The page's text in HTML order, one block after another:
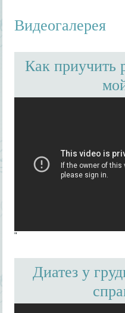
Видеогалерея
Как приучить
"
Диатез у